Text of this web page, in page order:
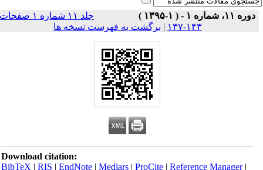
دوره ۱۱، شماره ۱ - ( ۱-۱۳۹۵ )
جلد ۱۱ شماره ۱ صفحات
۱۴۳-۱۳۷
| برگشت به فهرست نسخه ها
Download citation:
BibTeX|RIS|EndNote|Medlars|ProCite|Reference Manager